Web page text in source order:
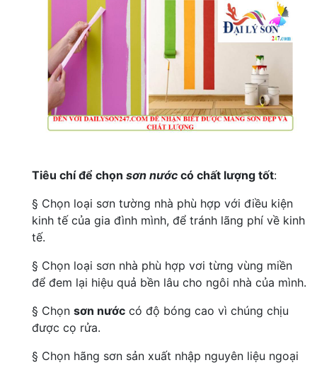
Tiêu chí để chọn sơn nước có chất lượng tốt:
§ Chọn loại sơn tường nhà phù hợp với điều kiện
kinh tế của gia đình mình, để tránh lãng phí về kinh
tế.
§ Chọn loại sơn nhà phù hợp vơi từng vùng miền
để đem lại hiệu quả bền lâu cho ngôi nhà của mình.
§ Chọn sơn nước có độ bóng cao vì chúng chịu
được cọ rửa.
§ Chọn hãng sơn sản xuất nhập nguyên liệu ngoại